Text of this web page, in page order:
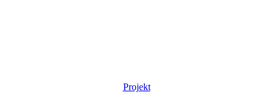
Projekt